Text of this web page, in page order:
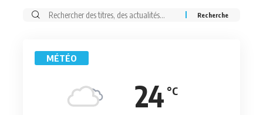
Rechercher:
MÉTÉO
24 °C